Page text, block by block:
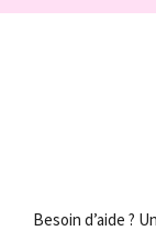
Besoin d’aide ?